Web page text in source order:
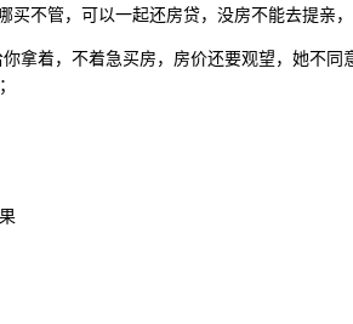
买不管，可以一起还房贷，没房不能去提亲，
拿着，不着急买房，房价还要观望，她不同